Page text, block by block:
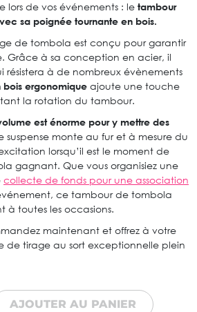
lors de vos événements : le tambour
sa poignée tournante en bois.
de tombola est conçu pour garantir
Grâce à sa conception en acier, il
résistera à de nombreux évènements
bois ergonomique ajoute une touche
la rotation du tambour.
est énorme pour y mettre des
suspense monte au fur et à mesure du
lorsqu’il est le moment de
gagnant. Que vous organisiez une
collecte de fonds pour une association
ce tambour de tombola
à toutes les occasions.
maintenant et offrez à votre
de tirage au sort exceptionnelle plein
AJOUTER AU PANIER